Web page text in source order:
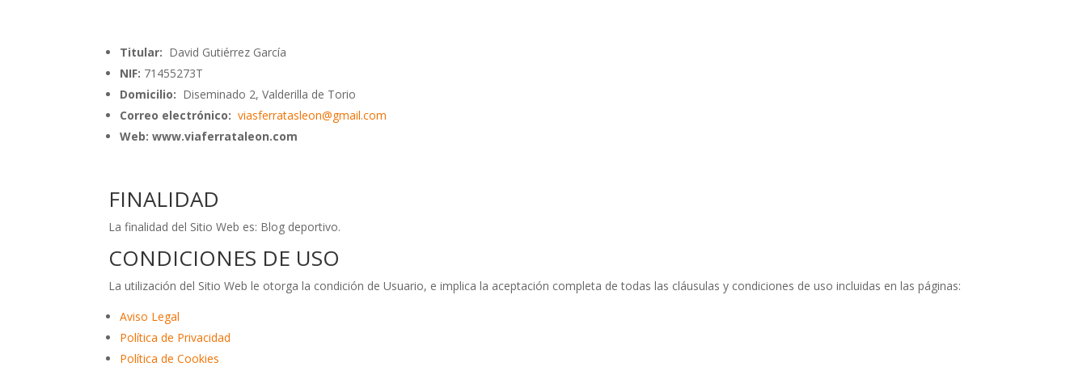
Titular: David Gutiérrez García
NIF: 71455273T
Domicilio: Diseminado 2, Valderilla de Torio
Correo electrónico: viasferratasleon@gmail.com
Web: www.viaferrataleon.com
FINALIDAD
La finalidad del Sitio Web es: Blog deportivo.
CONDICIONES DE USO
La utilización del Sitio Web le otorga la condición de Usuario, e implica la aceptación completa de todas las cláusulas y condiciones de uso incluidas en las páginas:
Aviso Legal
Política de Privacidad
Política de Cookies